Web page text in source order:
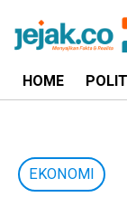
HOME
EKONOMI